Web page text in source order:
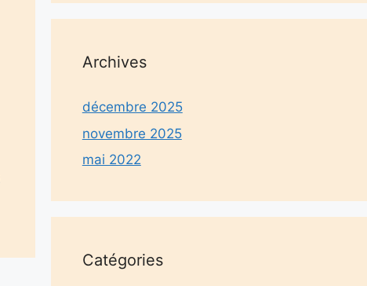
Archives
décembre 2025
novembre 2025
mai 2022
Catégories